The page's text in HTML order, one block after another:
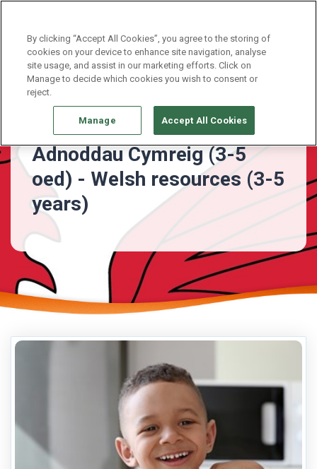
3 - 5 Years Adnoddau Cymreig (3-5 oed)
Adnoddau Cymreig (3-5
oed) - Welsh resources (3-5
years)
By clicking “Accept All Cookies”, you agree to the storing of
cookies on your device to enhance site navigation, analyse
site usage, and assist in our marketing efforts. Click on
Manage to decide which cookies you wish to consent or
reject.
Manage Accept All Cookies